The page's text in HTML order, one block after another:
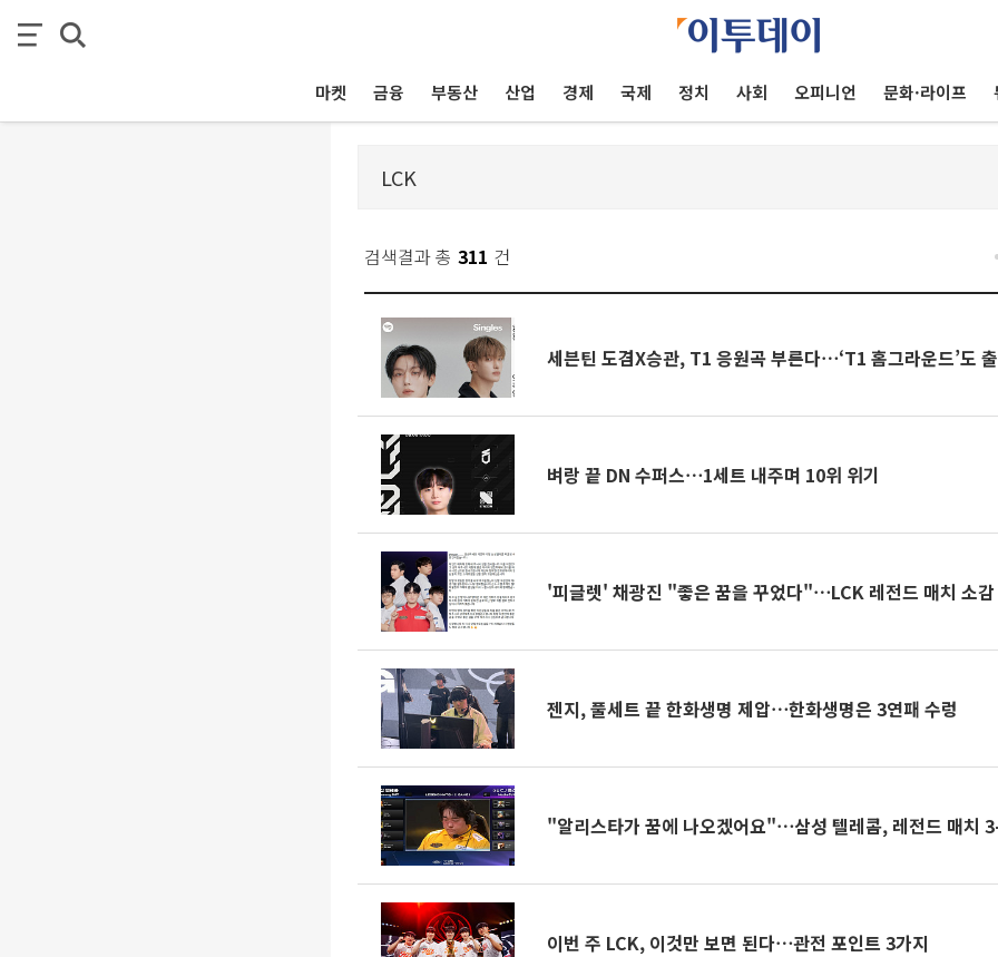
마켓 금융 부동산 산업 경제 국제 정치 사회 오피니언 문화·라이프
검색결과 총 311 건
세븐틴 도겸X승관, T1 응원곡 부른다⋯‘T1 홈그라운드’도
벼랑 끝 DN 수퍼스⋯1세트 내주며 10위 위기
'피글렛' 채광진 "좋은 꿈을 꾸었다"⋯LCK 레전드 매치 소감
젠지, 풀세트 끝 한화생명 제압⋯한화생명은 3연패 수렁
"알리스타가 꿈에 나오겠어요"⋯삼성 텔레콤, 레전드 매치
이번 주 LCK, 이것만 보면 된다⋯관전 포인트 3가지